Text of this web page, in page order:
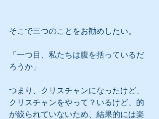
そこで三つのことをお勧めしたい。
「一つ目、私たちは腹を括っているだ
ろうか」
つまり、クリスチャンになったけど、
クリスチャンをやって？いるけど、的
が絞られていないため、結果的には楽